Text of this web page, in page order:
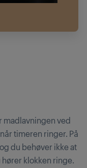
ved
timeren ringer. På
du behøver ikke at
klokken ringe.